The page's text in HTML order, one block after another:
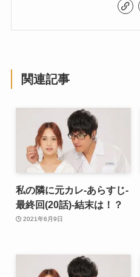
関連記事
私の隣に元カレ-あらすじ-
最終回(20話)-結末は！？
2021年6月9日